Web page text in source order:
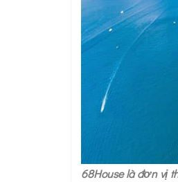
68House là đơn vị